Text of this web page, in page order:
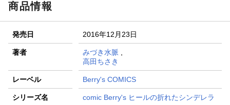
商品情報
発売日 2016年12月23日
著者 みづき水脈 ,
高田ちさき
レーベル Berry's COMICS
シリーズ名 comic Berry's ヒールの折れたシンデレラ